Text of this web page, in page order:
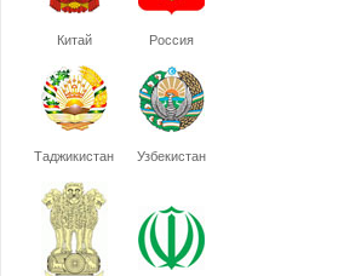
Китай Россия
Таджикистан Узбекистан